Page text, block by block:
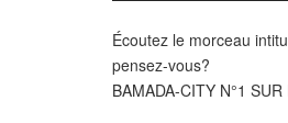
Écoutez le morceau
pensez-vous?
BAMADA-CITY N°1